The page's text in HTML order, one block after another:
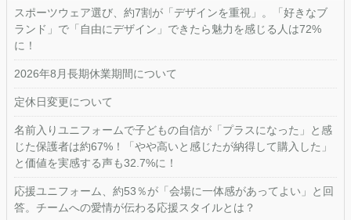
スポーツウェア選び、約7割が「デザインを重視」。「好きなブ
ランド」で「自由にデザイン」できたら魅力を感じる人は72%
に！
2026年8月長期休業期間について
定休日変更について
名前入りユニフォームで子どもの自信が「プラスになった」と感
じた保護者は約67%！「やや高いと感じたが納得して購入した」
と価値を実感する声も32.7%に！
応援ユニフォーム、約53％が「会場に一体感があってよい」と回
答。チームへの愛情が伝わる応援スタイルとは？